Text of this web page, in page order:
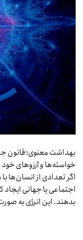
بهداشت معنوی؛ قانون
خواسته‌ها و آرزوهای
اگر تعدادی از انسان‌ها
اجتماعی یا جهانی ایجاد
بدهند. این انرژی به